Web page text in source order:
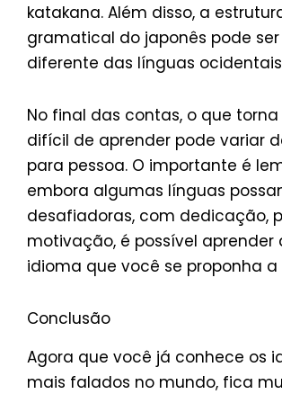
katakana. Além disso, a
gramatical do japonês pode
diferente das línguas
No final das contas, o que
difícil de aprender pode variar
para pessoa. O importante é
embora algumas línguas
desafiadoras, com dedicação,
motivação, é possível aprender
idioma que você se proponha a
Conclusão
Agora que você já conhece os
mais falados no mundo, fica